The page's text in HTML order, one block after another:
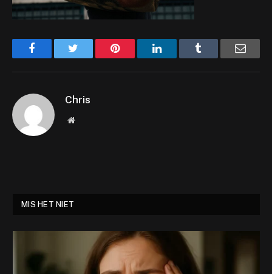
Facebook Pinterest LinkedIn Email
Chris
Website
MIS HET NIET